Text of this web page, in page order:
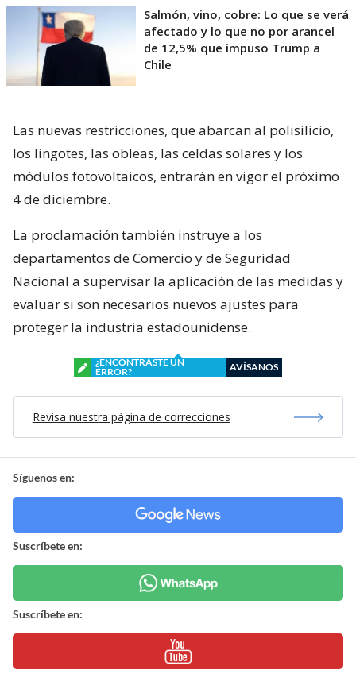
Salmón, vino, cobre: Lo que se verá
afectado y lo que no por arancel
de 12,5% que impuso Trump a
Chile
Las nuevas restricciones, que abarcan al polisilicio,
los lingotes, las obleas, las celdas solares y los
módulos fotovoltaicos, entrarán en vigor el próximo
4 de diciembre.
La proclamación también instruye a los
departamentos de Comercio y de Seguridad
Nacional a supervisar la aplicación de las medidas y
evaluar si son necesarios nuevos ajustes para
proteger la industria estadounidense.
¿ENCONTRASTE UN
ERROR?
AVÍSANOS
Revisa nuestra página de correcciones
Síguenos en:
Suscríbete en:
Suscríbete en: